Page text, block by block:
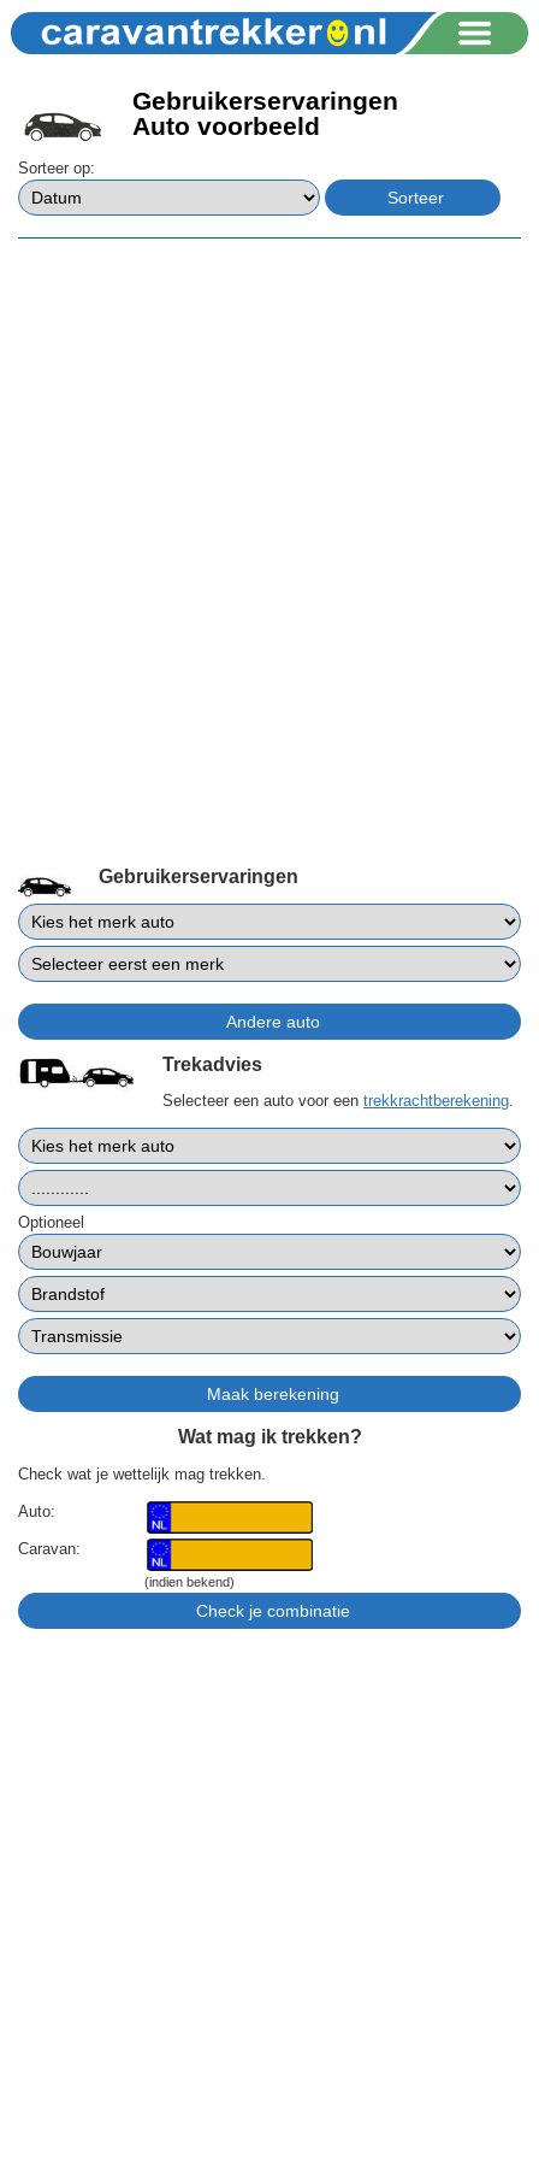
Gebruikerservaringen
Auto voorbeeld
Sorteer op:
Gebruikerservaringen
Trekadvies
Selecteer een auto voor een trekkrachtberekening.
Optioneel
Wat mag ik trekken?
Check wat je wettelijk mag trekken.
Auto:
Caravan:
(indien bekend)